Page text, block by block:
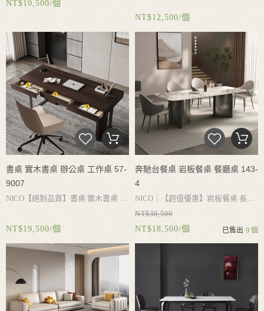
重力強 結實耐用
NT$10,500/個
納 大容量抽屜 實木桌腳承重力強
實耐用
簡約設計 搭配不同風格
NT$12,500/個
書桌 實木書桌 辦公桌 工作桌 57-
9007
NICO 【絕對品質】書桌 實木書桌 辦
抽屜 實木桌腳承重力強
約設計 搭配不同風格
NT$19,500/個
奔馳台餐桌 岩板餐桌 餐廳桌 143-
4
NICO｜ 【超值優惠】岩板餐桌 長
桌 餐桌 會客桌
厚全復合底板 耐用不破損
加厚不鏽
桌腳空間寬大 搭配不
用餐更自在
NT$30,500
NT$18,500/個 已售出 9 個